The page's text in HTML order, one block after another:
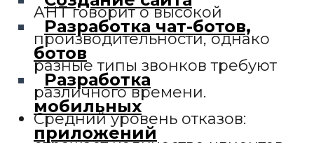
Разработка чат-ботов,
ботов
Разработка
мобильных
приложений
AHT говорит о высокой
производительности, однако
разные типы звонков требуют
различного времени.
Средний уровень отказов: